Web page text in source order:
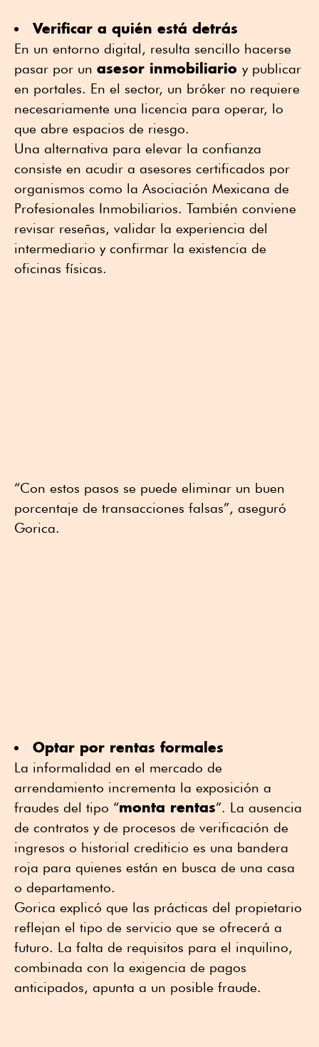
Verificar a quién está detrás
En un entorno digital, resulta sencillo hacerse
pasar por un asesor inmobiliario y publicar
en portales. En el sector, un bróker no requiere
necesariamente una licencia para operar, lo
que abre espacios de riesgo.
Una alternativa para elevar la confianza
consiste en acudir a asesores certificados por
organismos como la Asociación Mexicana de
Profesionales Inmobiliarios. También conviene
revisar reseñas, validar la experiencia del
intermediario y confirmar la existencia de
oficinas físicas.
“Con estos pasos se puede eliminar un buen
porcentaje de transacciones falsas”, aseguró
Gorica.
Optar por rentas formales
La informalidad en el mercado de
arrendamiento incrementa la exposición a
fraudes del tipo “monta rentas”. La ausencia
de contratos y de procesos de verificación de
ingresos o historial crediticio es una bandera
roja para quienes están en busca de una casa
o departamento.
Gorica explicó que las prácticas del propietario
reflejan el tipo de servicio que se ofrecerá a
futuro. La falta de requisitos para el inquilino,
combinada con la exigencia de pagos
anticipados, apunta a un posible fraude.